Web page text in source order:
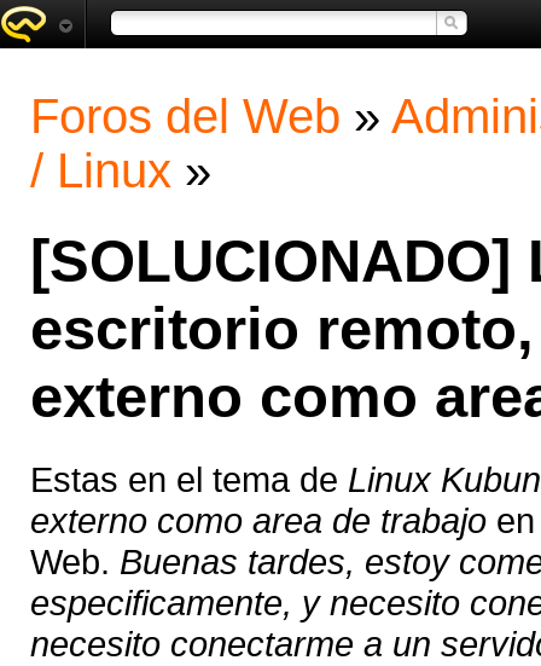
Foros del Web »
/ Linux »
escritorio
externo como
Estas en el tema de Linux
externo como area de trabajo
Web. Buenas tardes, estoy
especificamente, y necesito
necesito conectarme a un